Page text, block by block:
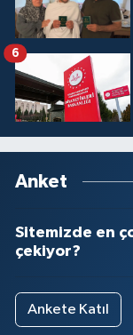
6
Anket
Sitemizde en
çekiyor?
Ankete Katıl